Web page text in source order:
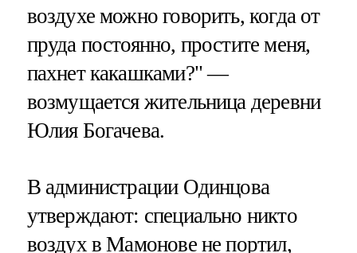
воздухе можно говорить, когда от
пруда постоянно, простите меня,
пахнет какашками?" —
возмущается жительница деревни
Юлия Богачева.
В администрации Одинцова
утверждают: специально никто
воздух в Мамонове не портил,